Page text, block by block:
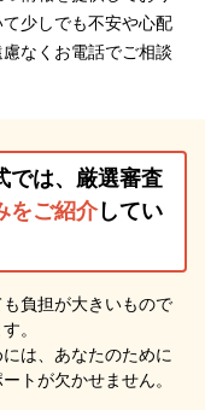
少しでも不安や心配
なくお電話でご相談
では、厳選審査
をご紹介してい
負担が大きいもので
。
は、あなたのために
トが欠かせません。